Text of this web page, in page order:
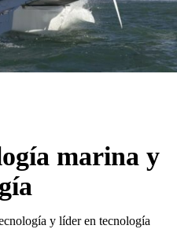
marina y
y líder en tecnología